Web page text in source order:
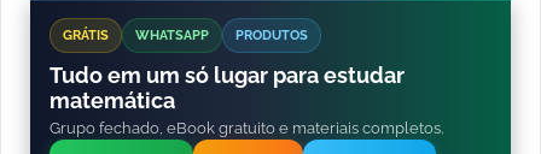
GRÁTIS WHATSAPP PRODUTOS
Tudo em um só lugar para estudar
matemática
Grupo fechado, eBook gratuito e materiais completos.